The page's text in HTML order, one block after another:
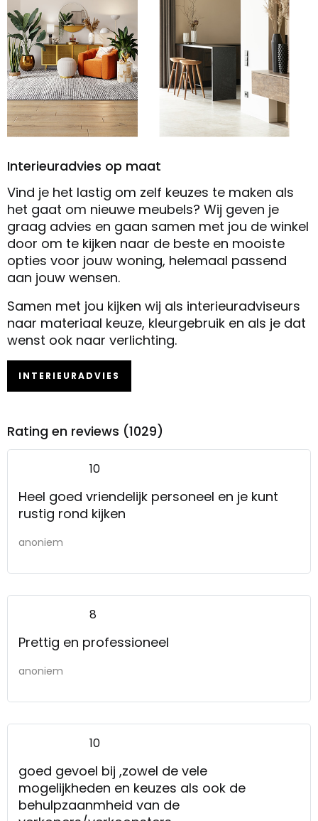
Interieuradvies op maat
Vind je het lastig om zelf keuzes te maken als
het gaat om nieuwe meubels? Wij geven je
graag advies en gaan samen met jou de winkel
door om te kijken naar de beste en mooiste
opties voor jouw woning, helemaal passend
aan jouw wensen.
Samen met jou kijken wij als interieuradviseurs
naar materiaal keuze, kleurgebruik en als je dat
wenst ook naar verlichting.
INTERIEURADVIES
Rating en reviews (1029)
10
Heel goed vriendelijk personeel en je kunt
rustig rond kijken
anoniem
8
Prettig en professioneel
anoniem
10
goed gevoel bij ,zowel de vele
mogelijkheden en keuzes als ook de
behulpzaanmheid van de